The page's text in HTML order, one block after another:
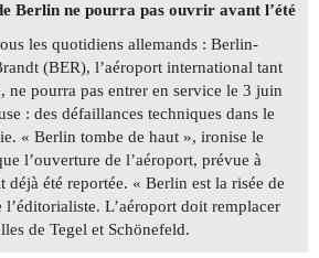
Berlin ne pourra pas ouvrir avant l’été
les quotidiens allemands : Berlin-
(BER), l’aéroport international tant
ne pourra pas entrer en service le 3 juin
: des défaillances techniques dans le
« Berlin tombe de haut », ironise le
l’ouverture de l’aéroport, prévue à
déjà été reportée. « Berlin est la risée de
L’aéroport doit remplacer
de Tegel et Schönefeld.